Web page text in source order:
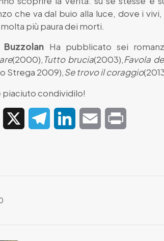
che va dal buio alla luce, dove i
più paura dei morti.
Buzzolan Ha pubblicato sei
(2000), Tutto brucia(2003),Favola
Strega 2009),Se trovo il coraggio
piaciuto condividilo!
Facebook TelegramLinkedIn Email